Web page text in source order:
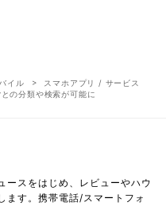
イル
スマホアプリ / サービス
の分類や検索が可能に
ースをはじめ、レビューやハウ
ます。携帯電話/スマートフォ